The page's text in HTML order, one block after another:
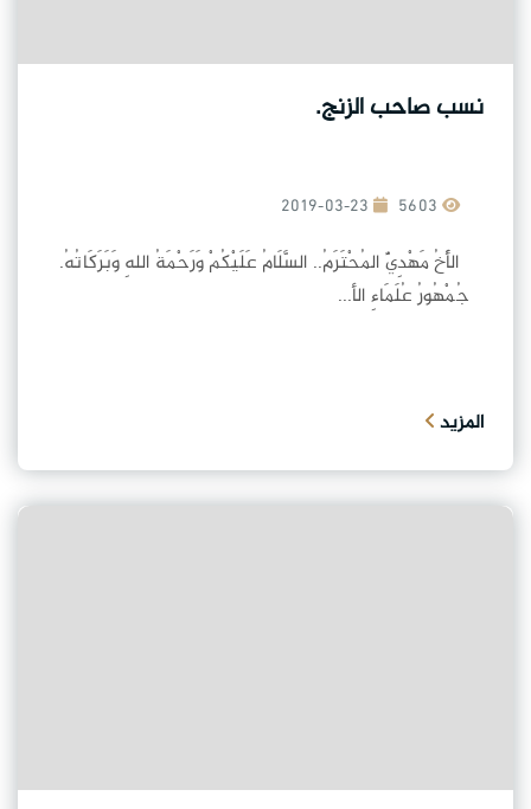
نسب صاحب الزنج.
2019-03-23
الأَخُ مَهْدِيٌّ المُحْتَرَمُ.. السَّلَامُ عَلَيْكُمْ وَرَحْمَةُ اللهِ وَبَرَكَاتُهُ.
جُمْهُورُ عُلَمَاءِ الأ...
المزيد